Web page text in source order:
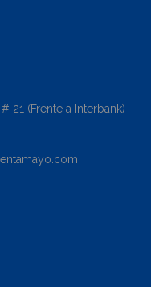
21 (Frente a Interbank)